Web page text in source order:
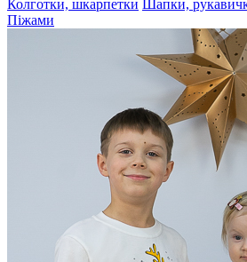
Колготки, шкарпетки Шапки,
Піжами